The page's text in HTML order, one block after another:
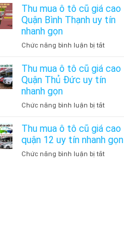
gọn
Quận
Tân
Bình
tín
gọn
mua
ô
tô
giá
Quận
Phú
tín
gọn
Thu mua ô tô cũ giá cao
Quận Bình Thạnh uy tín
nhanh gọn
Chức năng bình luận bị tắtở
mua
tô
giá
Quận
Thạnh
uy
Thu mua ô tô cũ giá cao
Quận Thủ Đức uy tín
nhanh gọn
Chức năng bình luận bị tắtở
mua
tô
cũ
Thu mua ô tô cũ giá cao
quận 12 uy tín nhanh gọn
Chức năng bình luận bị tắtở